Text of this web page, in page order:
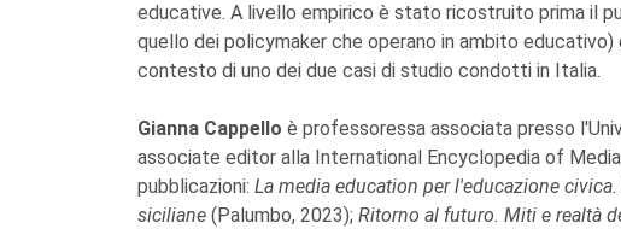
educative. A livello empirico è stato ricostruito prima il
quello dei policymaker che operano in ambito
contesto di uno dei due casi di studio condotti in Italia.
Gianna Cappello è professoressa associata presso
associate editor alla International Encyclopedia of
pubblicazioni: La media education per l'educazione
siciliane (Palumbo, 2023); Ritorno al futuro. Miti e realtà